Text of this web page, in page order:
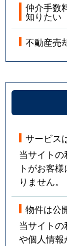
仲介手数
知りたい
不動産売
サービス
当サイト
トがお客
りません。
物件は公
当サイト
や個人情